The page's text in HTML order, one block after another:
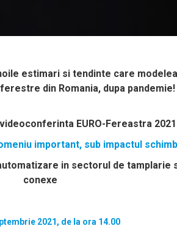
estimari si tendinte care
din Romania, dupa pandemie!
EURO-Fereastra
important, sub impactul
in sectorul de tamplarie
conexe
2021, de la ora 14.00